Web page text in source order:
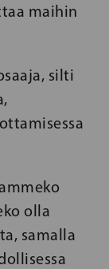
maihin
silti
olla
samalla